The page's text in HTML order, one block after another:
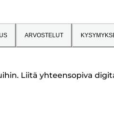
ARVOSTELUT
Liitä yhteensopiva